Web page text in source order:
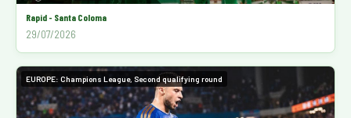
Rapid - Santa Coloma
29/07/2026
EUROPE: Champions League, Second qualifying round